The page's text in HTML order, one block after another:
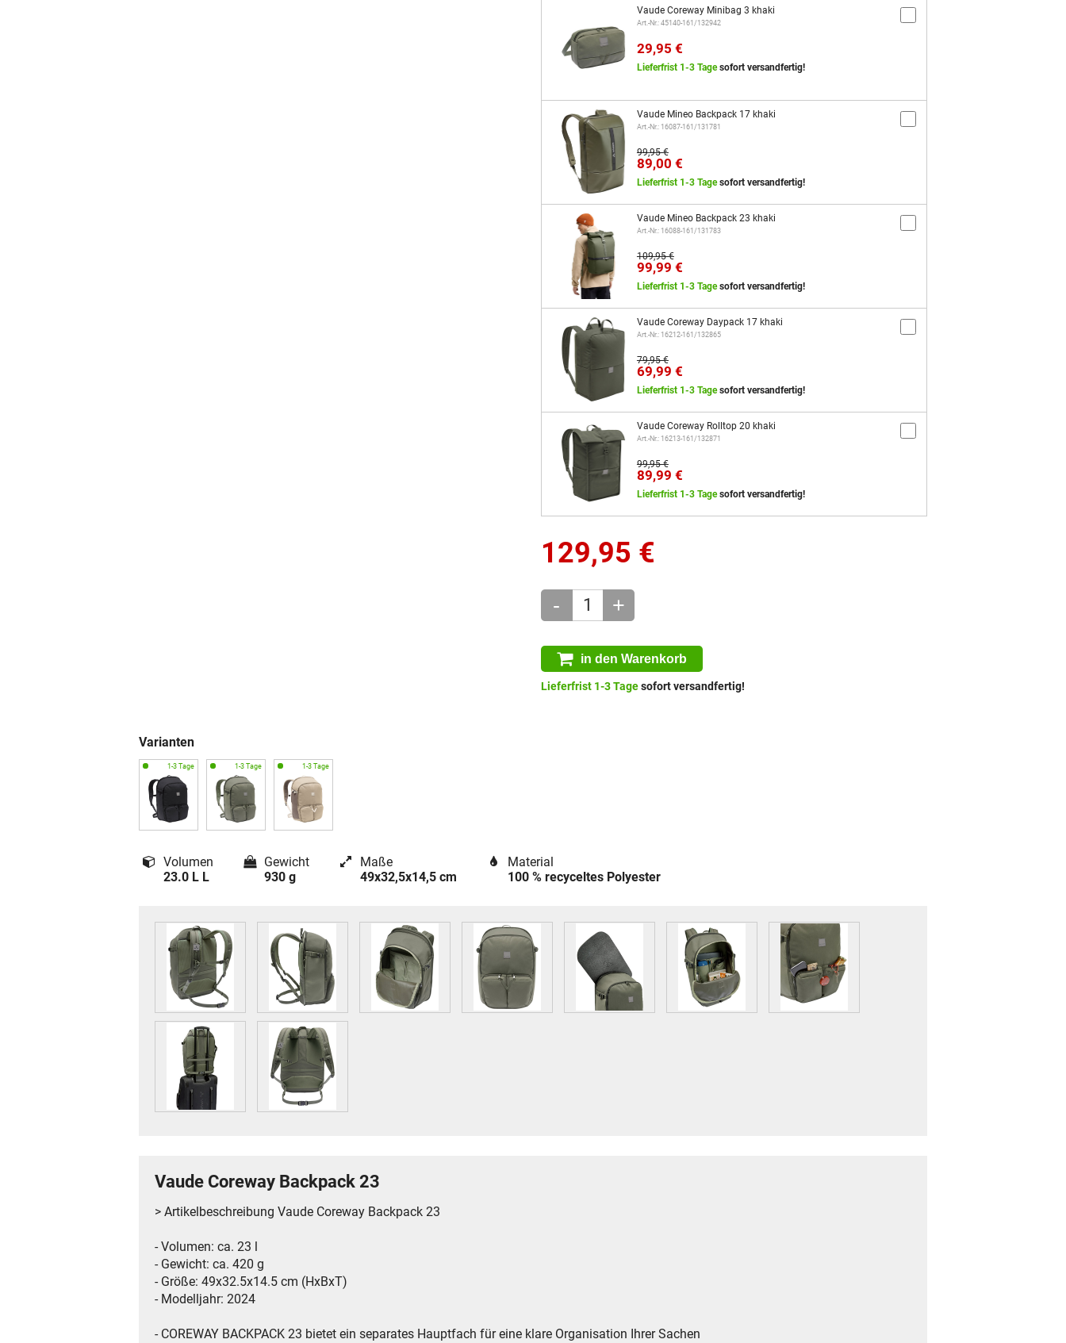
Vaude Coreway Minibag 3 khaki
Art.-Nr.: 45140-161/132942
29,95 €
Lieferfrist 1-3 Tagesofort versandfertig!
Vaude Mineo Backpack 17 khaki
Art.-Nr.: 16087-161/131781
99,95 €
89,00 €
Lieferfrist 1-3 Tagesofort versandfertig!
Vaude Mineo Backpack 23 khaki
Art.-Nr.: 16088-161/131783
109,95 €
99,99 €
Lieferfrist 1-3 Tagesofort versandfertig!
Vaude Coreway Daypack 17 khaki
Art.-Nr.: 16212-161/132865
79,95 €
69,99 €
Lieferfrist 1-3 Tagesofort versandfertig!
Vaude Coreway Rolltop 20 khaki
Art.-Nr.: 16213-161/132871
99,95 €
89,99 €
Lieferfrist 1-3 Tagesofort versandfertig!
129,95 €
- +
in den Warenkorb
Lieferfrist 1-3 Tagesofort versandfertig!
Varianten
Volumen
23.0 L L
Gewicht
930 g
Maße
49x32,5x14,5 cm
Material
100 % recyceltes Polyester
Vaude Coreway Backpack 23
> Artikelbeschreibung Vaude Coreway Backpack 23
- Volumen: ca. 23 l
- Gewicht: ca. 420 g
- Größe: 49x32.5x14.5 cm (HxBxT)
- Modelljahr: 2024
- COREWAY BACKPACK 23 bietet ein separates Hauptfach für eine klare Organisation Ihrer Sachen